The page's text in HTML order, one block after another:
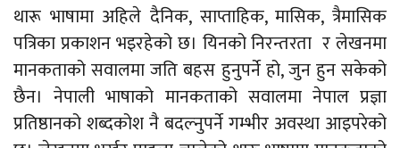
थारू भाषामा अहिले दैनिक, साप्ताहिक, मासिक, त्रैमासिक
पत्रिका प्रकाशन भइरहेको छ। यिनको निरन्तरता र लेखनमा
मानकताको सवालमा जति बहस हुनुपर्ने हो, जुन हुन सकेको
छैन। नेपाली भाषाको मानकताको सवालमा नेपाल प्रज्ञा
प्रतिष्ठानको शब्दकोश नै बदल्नुपर्ने गम्भीर अवस्था आइपरेको